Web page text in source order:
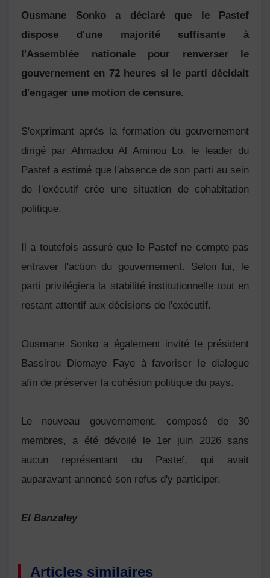
Ousmane Sonko a déclaré que le Pastef
dispose d'une majorité suffisante à
l'Assemblée nationale pour renverser le
gouvernement en 72 heures si le parti décidait
d'engager une motion de censure.
S'exprimant après la formation du gouvernement
dirigé par Ahmadou Al Aminou Lo, le leader du
Pastef a estimé que l'absence de son parti au sein
de l'exécutif crée une situation de cohabitation
politique.
Il a toutefois assuré que le Pastef ne compte pas
entraver l'action du gouvernement. Selon lui, le
parti privilégiera la stabilité institutionnelle tout en
restant attentif aux décisions de l'exécutif.
Ousmane Sonko a également invité le président
Bassirou Diomaye Faye à favoriser le dialogue
afin de préserver la cohésion politique du pays.
Le nouveau gouvernement, composé de 30
membres, a été dévoilé le 1er juin 2026 sans
aucun représentant du Pastef, qui avait
auparavant annoncé son refus d'y participer.
El Banzaley
Articles similaires